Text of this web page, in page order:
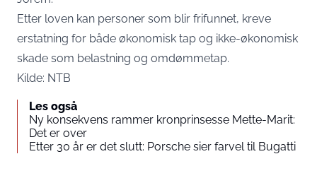
Etter loven kan personer som blir frifunnet, kreve
erstatning for både økonomisk tap og ikke-økonomisk
skade som belastning og omdømmetap.
Kilde: NTB
Les også
Ny konsekvens rammer kronprinsesse Mette-Marit:
Det er over
Etter 30 år er det slutt: Porsche sier farvel til Bugatti